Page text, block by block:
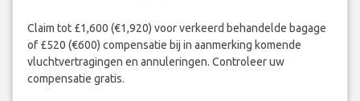
Claim tot £1,600 (€1,920) voor verkeerd behandelde bagage
of £520 (€600) compensatie bij in aanmerking komende
vluchtvertragingen en annuleringen. Controleer uw
compensatie gratis.